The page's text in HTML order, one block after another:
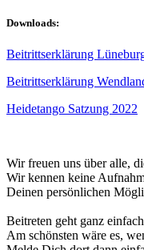
Downloads:
Beitrittserklärung
Beitrittserklärung
Heidetango Satzung 2022
Wir freuen uns über alle,
Wir kennen keine
Deinen persönlichen
Beitreten geht ganz
Am schönsten wäre es,